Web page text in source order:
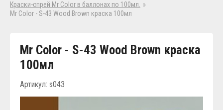
Краски-спрей Mr Color в баллонах по 100мл.
»
Mr Color - S-43 Wood Brown краска 100мл
Mr Color - S-43 Wood Brown краска
100мл
Артикул: s043